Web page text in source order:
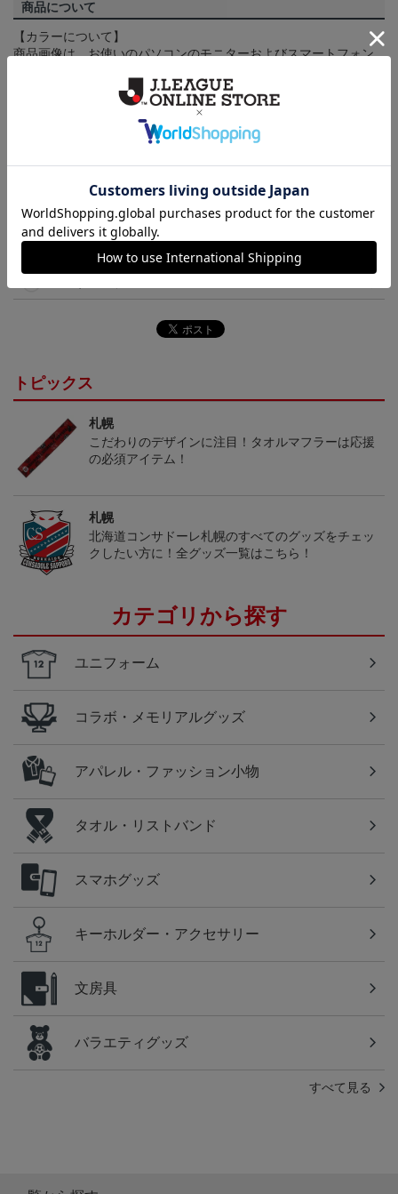
商品について
【カラーについて】
商品画像は、お使いのパソコンのモニターおよびスマートフォン
て見える場合がございます。あらかじめご了承ください。
取り扱い商品によっては、パッケージやデザインなどの仕様が予
決済について
ギフト対応について
トピックス
札幌
こだわりのデザインに注目！タオルマフラーは応援
の必須アイテム！
札幌
北海道コンサドーレ札幌のすべてのグッズをチェッ
クしたい方に！全グッズ一覧はこちら！
カテゴリから探す
ユニフォーム
コラボ・メモリアルグッズ
アパレル・ファッション小物
タオル・リストバンド
スマホグッズ
キーホルダー・アクセサリー
文房具
バラエティグッズ
すべて見る